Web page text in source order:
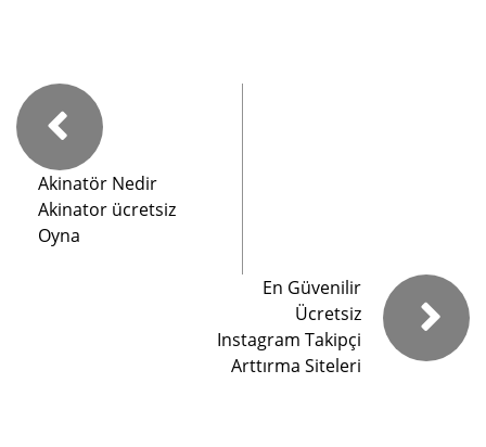
Akinatör Nedir
Akinator ücretsiz
Oyna
En Güvenilir
Ücretsiz
Instagram Takipçi
Arttırma Siteleri